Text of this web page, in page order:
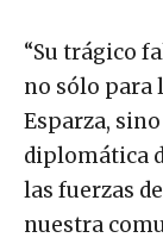
“Su trágico
no sólo para
Esparza,
diplomática
las fuerzas
nuestra